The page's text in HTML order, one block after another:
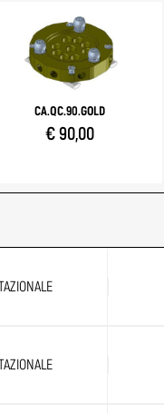
CA.QC.90.GOLD
€ 90,00